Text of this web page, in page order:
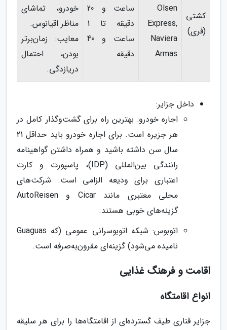
کشتی
(فری)
Olsen
Express,
Naviera
Armas
ساعت و 20
دقیقه تا 1
ساعت و 40
دقیقه
خودرو، تماشای
مناظر اقیانوس.
معایب: زمان‌برتر
بودن، احتمال
دریازدگی.
داخل جزایر:
اجاره خودرو: بهترین راه برای گشت‌وگذار کامل در
هر جزیره است. برای اجاره خودرو باید حداقل 21
سال سن داشته باشید و همراه داشتن گواهینامه
رانندگی بین‌المللی (IDP)، پاسپورت و کارت
اعتباری برای ودیعه الزامی است. شرکت‌های
محلی معتبری مانند Cicar و AutoReisen
گزینه‌های خوبی هستند.
اتوبوس: شبکه اتوبوسرانی عمومی (که Guaguas
نامیده می‌شود) گزینه‌ای مقرون‌به‌صرفه است.
اقامت و فرهنگ غذایی
انواع اقامتگاه
جزایر قناری طیف گسترده‌ای از اقامتگاه‌ها را برای هر سلیقه